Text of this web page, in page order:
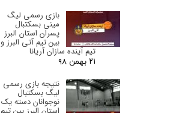
بازی رسمی لیگ
مینی بسکتبال
پسران استان البرز‌
بین تیم آتی البرز و
تیم آینده سازان آریانا
۲۱ بهمن ۹۸
نتیجه بازی رسمی
لیگ بسکتبال
نوجوانان دسته یک